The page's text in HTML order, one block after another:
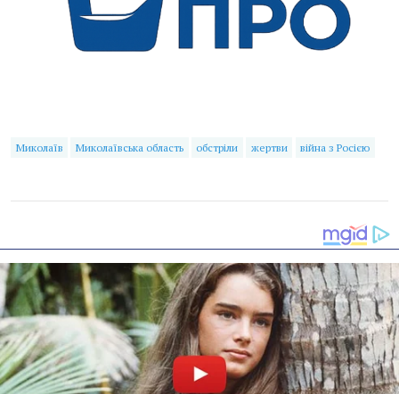
Миколаїв Миколаївська область обстріли жертви війна з Росією